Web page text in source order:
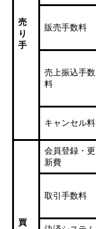
売
り
手
販売手数料
売上振込手数
料
キャンセル料
買
会員登録・更
新費
取引手数料